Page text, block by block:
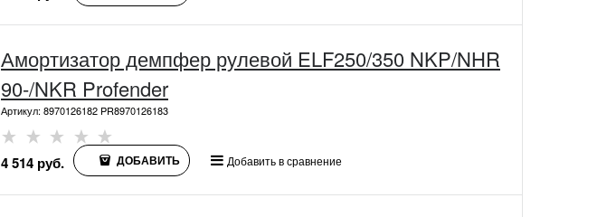
Амортизатор демпфер рулевой ELF250/350 NKP/NHR
90-/NKR Profender
Артикул: 8970126182 PR8970126183
4 514 руб. ДОБАВИТЬ Добавить в сравнение